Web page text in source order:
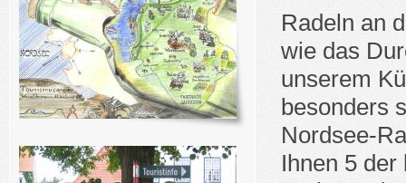
Radeln an
wie das
unserem
besonders
Nordsee-
Ihnen 5